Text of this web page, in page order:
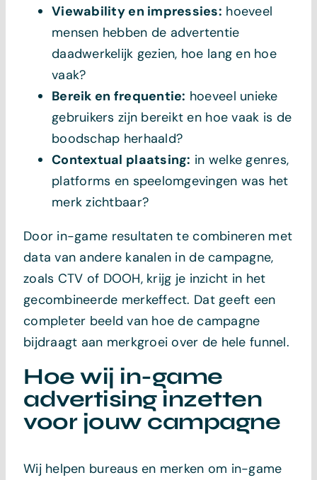
Viewability en impressies: hoeveel
mensen hebben de advertentie
daadwerkelijk gezien, hoe lang en hoe
vaak?
Bereik en frequentie: hoeveel unieke
gebruikers zijn bereikt en hoe vaak is de
boodschap herhaald?
Contextual plaatsing: in welke genres,
platforms en speelomgevingen was het
merk zichtbaar?
Door in-game resultaten te combineren met
data van andere kanalen in de campagne,
zoals CTV of DOOH, krijg je inzicht in het
gecombineerde merkeffect. Dat geeft een
completer beeld van hoe de campagne
bijdraagt aan merkgroei over de hele funnel.
Hoe wij in-game
advertising inzetten
voor jouw campagne
Wij helpen bureaus en merken om in-game